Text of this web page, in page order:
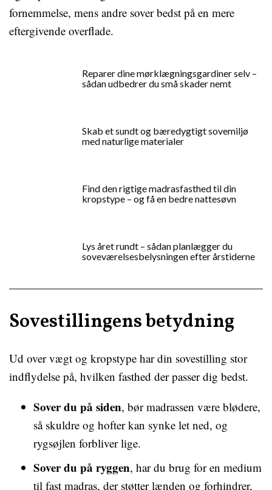
fornemmelse, mens andre sover bedst på en mere
eftergivende overflade.
Reparer dine mørklægningsgardiner selv –
sådan udbedrer du små skader nemt
Skab et sundt og bæredygtigt sovemiljø
med naturlige materialer
Find den rigtige madrasfasthed til din
kropstype – og få en bedre nattesøvn
Lys året rundt – sådan planlægger du
soveværelsesbelysningen efter årstiderne
Sovestillingens betydning
Ud over vægt og kropstype har din sovestilling stor
indflydelse på, hvilken fasthed der passer dig bedst.
Sover du på siden, bør madrassen være blødere,
så skuldre og hofter kan synke let ned, og
rygsøjlen forbliver lige.
Sover du på ryggen, har du brug for en medium
til fast madras, der støtter lænden og forhindrer,